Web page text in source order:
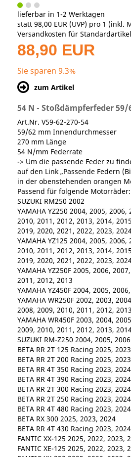
lieferbar in 1-2 Werktagen
statt 98,00 EUR (UVP) pro 1 (inkl.
Versandkosten für Standardartikel
88,90 EUR
Sie sparen 9.3%
zum Artikel
54 N - Stoßdämpferfeder 59/
Art.Nr. V59-62-270-54
59/62 mm Innendurchmesser
270 mm Länge
54 N/mm Federrate
-> Um die passende Feder zu
auf den Link „Passende Federn
in der obenstehenden orangen
Passend für folgende Motorräder:
SUZUKI RM250 2002
YAMAHA YZ250 2004, 2005, 2006,
2010, 2011, 2012, 2013, 2014,
2019, 2020, 2021, 2022, 2023,
YAMAHA YZ125 2004, 2005, 2006,
2010, 2011, 2012, 2013, 2014,
2019, 2020, 2021, 2022, 2023,
YAMAHA YZ250F 2005, 2006,
2011, 2012, 2013
YAMAHA YZ450F 2004, 2005,
YAMAHA WR250F 2002, 2003,
2008, 2009, 2010, 2011, 2012,
YAMAHA WR450F 2003, 2004,
2009, 2010, 2011, 2012, 2013,
SUZUKI RM-Z250 2004, 2005, 2006
BETA RR 2T 125 Racing 2025,
BETA RR 2T 200 Racing 2025,
BETA RR 4T 350 Racing 2023,
BETA RR 4T 390 Racing 2023,
BETA RR 2T 300 Racing 2023,
BETA RR 2T 250 Racing 2023,
BETA RR 4T 480 Racing 2023,
BETA RX 300 2025, 2023, 2024
BETA RR 4T 430 Racing 2023,
FANTIC XX-125 2025, 2022, 2023,
FANTIC XE-125 2025, 2022, 2023,